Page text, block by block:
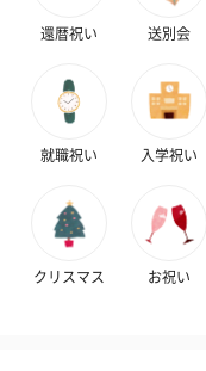
の＋αにおすすめです。
花束ハンドタオル（ピ
還暦祝い 送別会
就職祝い 入学祝い
クリスマス お祝い